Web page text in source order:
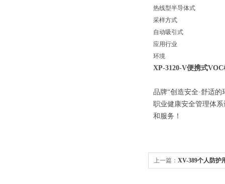
热线型半导体式
采样方式
自动吸引式
应用行业
环境
XP-3120-V便携式
品牌“创造安全·舒适
职业健康安全管理体
和服务！
上一篇： XV-389个人防护